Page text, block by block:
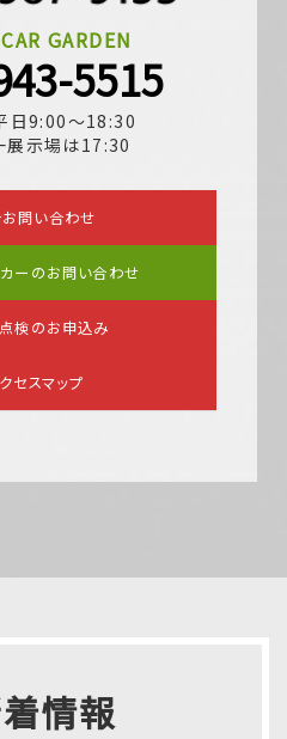
GARDEN
5515
日9:00～18:30
展示場は17:30
問い合わせ
ーのお問い合わせ
検のお申込み
セスマップ
情報